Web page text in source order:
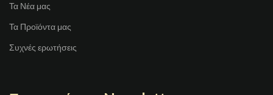
Τα Νέα μας
Τα Προϊόντα μας
Συχνές ερωτήσεις